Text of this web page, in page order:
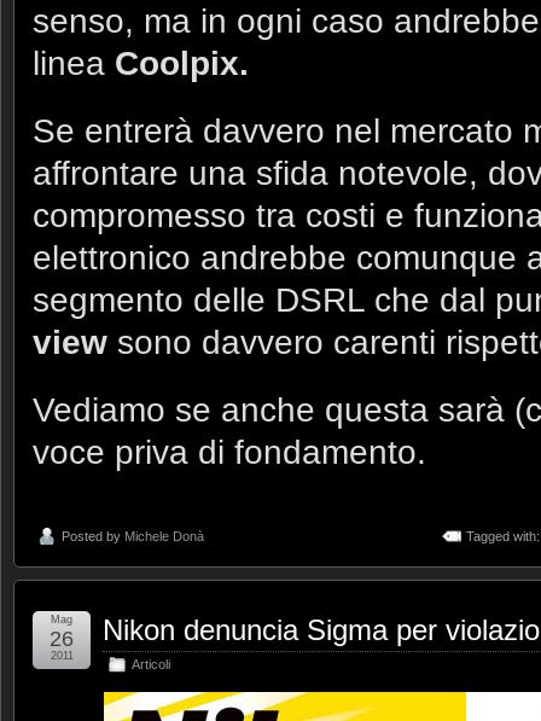
senso, ma in ogni caso
linea Coolpix.
Se entrerà davvero nel mercato
affrontare una sfida notevole,
compromesso tra costi e
elettronico andrebbe comunque
segmento delle DSRL che dal
view sono davvero carenti
Vediamo se anche questa sarà
voce priva di fondamento.
Posted by Michele Donà Tagged
Nikon denuncia Sigma per
Articoli
Mag
26
2011